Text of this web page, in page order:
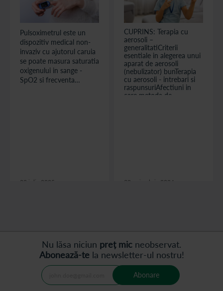
Pulsoximetrul este un
dispozitiv medical non-
invaziv cu ajutorul caruia
se poate masura saturatia
oxigenului in sange -
SpO2 si frecventa
oxigenat si cata de
22 iulie 2025
CUPRINS: Terapia cu
aerosoli –
generalitatiCriterii
esentiale in alegerea unui
aparat de aerosoli
(nebulizator) bunTerapia
cu aerosoli - intrebari si
raspunsuriAfectiuni in
care metoda de
30 noiembrie 2024
Nu lăsa niciun preț mic neobservat.
Abonează-tela newsletter-ul nostru!
Abonare